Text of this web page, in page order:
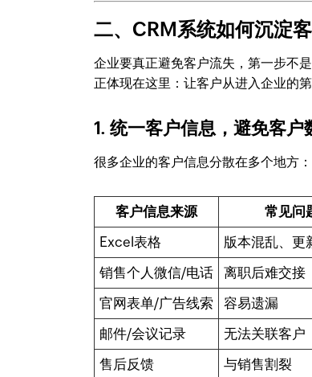
二、CRM系统如何沉淀
企业要真正避免客户流失，第一步不
正体现在这里：让客户从进入企业的
1. 统一客户信息，避免客户
很多企业的客户信息分散在多个地方：
客户信息来源 常见问
Excel表格
版本混乱、更
销售个人微信/电话
离职后难交接
官网表单/广告线索
容易遗漏
邮件/会议记录
无法关联客户
售后反馈
与销售割裂